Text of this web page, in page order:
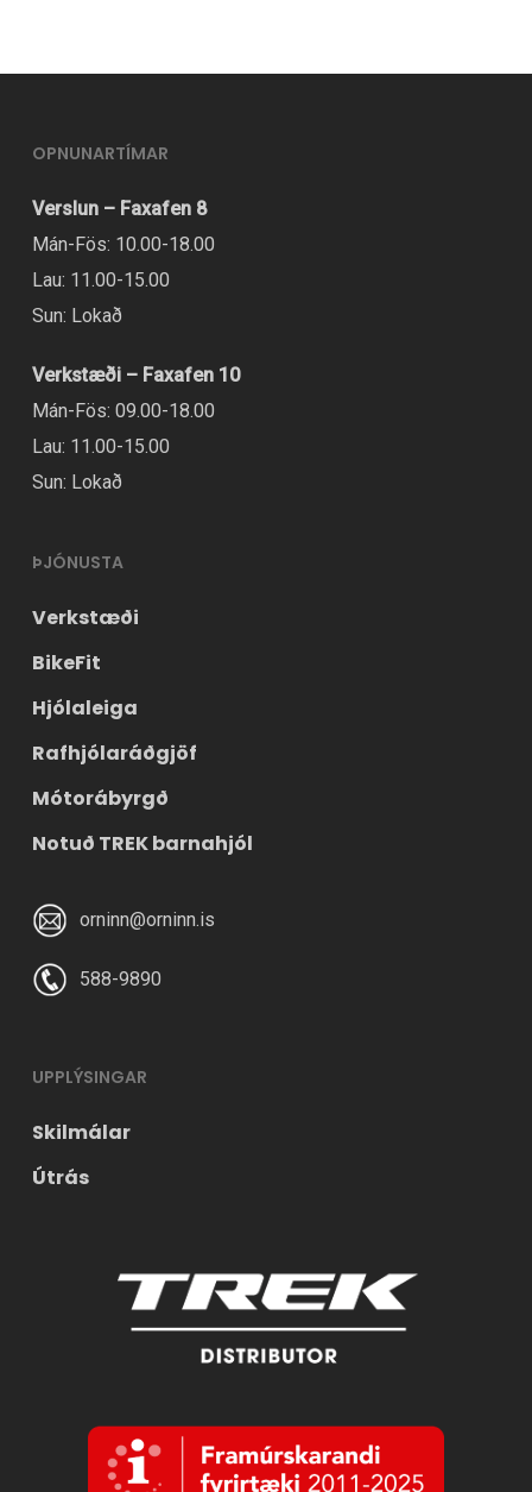
OPNUNARTÍMAR
Verslun – Faxafen 8
Mán-Fös: 10.00-18.00
Lau: 11.00-15.00
Sun: Lokað
Verkstæði – Faxafen 10
Mán-Fös: 09.00-18.00
Lau: 11.00-15.00
Sun: Lokað
ÞJÓNUSTA
Verkstæði
BikeFit
Hjólaleiga
Rafhjólaráðgjöf
Mótorábyrgð
Notuð TREK barnahjól
orninn@orninn.is
588-9890
UPPLÝSINGAR
Skilmálar
Útrás